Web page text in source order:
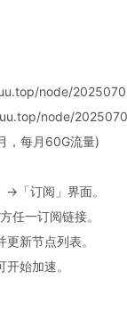
node/
node/
，每月60G流量)
「订阅」界面。
任一订阅链接。
新节点列表。
始加速。